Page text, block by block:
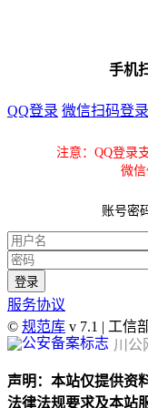
手机
QQ登录 微信扫码登录
注意：QQ登录
微
账号密
服务协议
© 规范库 v 7.1 | 工信
川公
声明：本站仅提供资
法律法规要求及本站